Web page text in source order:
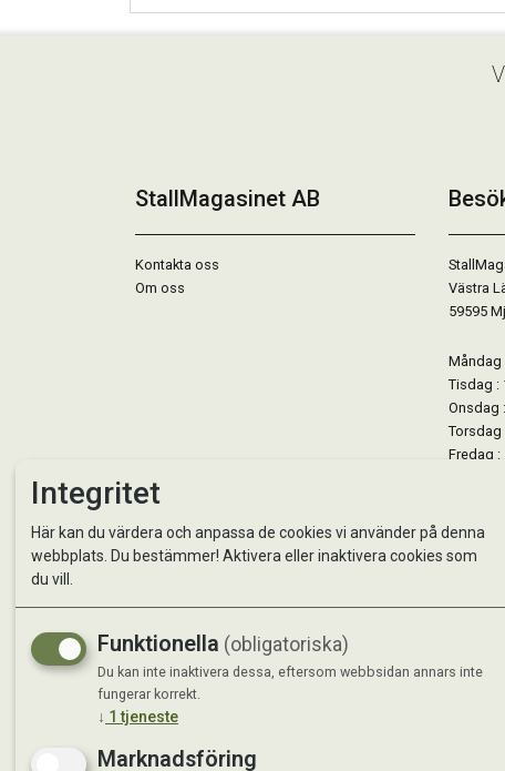
StallMagasinet AB
Kontakta oss
Om oss
Västra
59595
Måndag
Tisdag :
Onsdag
Torsdag
Fredag :
Lördag
Se
Integritet
Här kan du värdera och anpassa de cookies vi använder på denna
webbplats. Du bestämmer! Aktivera eller inaktivera cookies som
du vill.
Funktionella (obligatoriska)
Du kan inte inaktivera dessa, eftersom webbsidan annars inte
fungerar korrekt.
↓ 1 tjeneste
Marknadsföring